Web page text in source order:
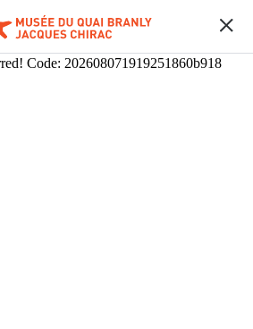
Code: 202608071919251860b918